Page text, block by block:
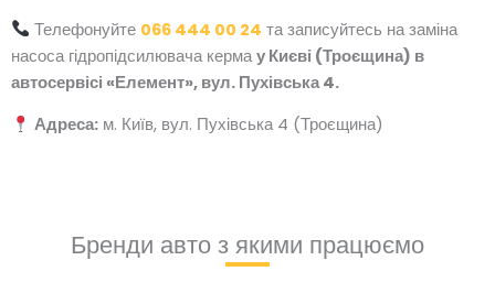
Телефонуйте 066 444 00 24 та записуйтесь на заміна
насоса гідропідсилювача кермау Києві (Троєщина) в
автосервісі «Елемент», вул. Пухівська 4.
Адреса:м. Київ, вул. Пухівська 4 (Троєщина)
Бренди авто з якими працюємо